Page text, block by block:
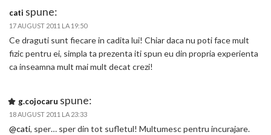
cati spune:
17 AUGUST 2011 LA 19:50
Ce draguti sunt fiecare in cadita lui! Chiar daca nu poti face mult
fizic pentru ei, simpla ta prezenta iti spun eu din propria experienta
ca inseamna mult mai mult decat crezi!
g.cojocaru spune:
18 AUGUST 2011 LA 23:33
@cati, sper… sper din tot sufletul! Multumesc pentru incurajare.